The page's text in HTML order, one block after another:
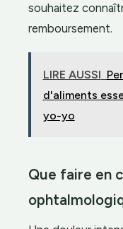
souhaitez
remboursement.
LIRE AUSSI
d'aliments
yo-yo
Que faire en